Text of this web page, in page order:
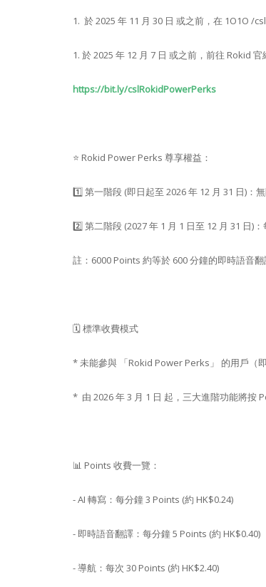
1. 於 2025 年 11 月 30 日 或之前，在 1O1O /
1. 於 2025 年 12 月 7 日 或之前，前往 Rokid 官
https://bit.ly/cslRokidPowerPerks
⭐️ Rokid Power Perks 尊享權益：
1️⃣ 第一階段 (即日起至 2026 年 12 月 31 日)：
2️⃣ 第二階段 (2027 年 1 月 1 日至 12 月 31 日)
註：6000 Points 約等於 600 分鐘的即時語音
🗓️ 標準收費模式
* 未能參與 「Rokid Power Perks」 的用戶（
* 由 2026 年 3 月 1 日 起，三大進階功能將按
📊 Points 收費一覽：
- AI 轉寫：每分鐘 3 Points (約 HK$0.24)
- 即時語音翻譯：每分鐘 5 Points (約 HK$0.40)
- 導航：每次 30 Points (約 HK$2.40)